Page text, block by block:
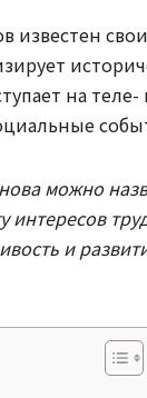
известен
на теле-
можно
интересов
и